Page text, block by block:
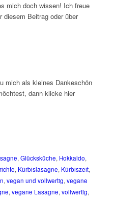
mich doch wissen! Ich freue
diesem Beitrag oder über
mich als kleines Dankeschön
dann klicke hier
, Glücksküche, Hokkaido,
, Kürbislasagne, Kürbiszeit,
, vegan und vollwertig, vegane
, vegane Lasagne, vollwertig,